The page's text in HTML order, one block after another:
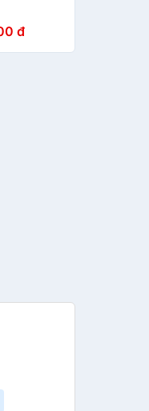
đ